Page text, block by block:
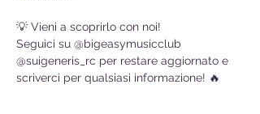
💡 Vieni a scoprirlo con noi!
Seguici su @bigeasymusicclub
@suigeneris_rc per restare aggiornato e
scriverci per qualsiasi informazione! 🔥